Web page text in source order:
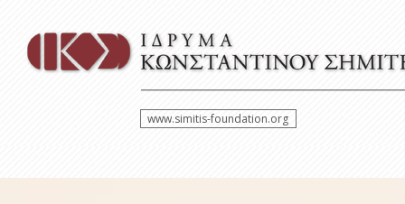
www.simitis-foundation.org